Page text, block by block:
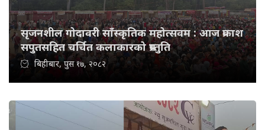
सृजनशील गोदावरी साँस्कृतिक महोत्सवम : आज प्रकाश
सपुतसहित चर्चित कलाकारको प्रस्तुति
बिहीबार, पुस १७, २०८२